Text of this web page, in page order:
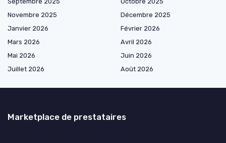
Novembre 2025
Décembre 2025
Janvier 2026
Février 2026
Mars 2026
Avril 2026
Mai 2026
Juin 2026
Juillet 2026
Août 2026
Marketplace de prestataires